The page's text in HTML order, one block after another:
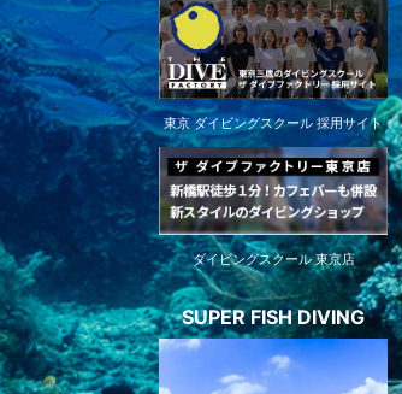
東京 ダイビングスクール 採用サイト
ダイビングスクール 東京店
SUPER FISH DIVING